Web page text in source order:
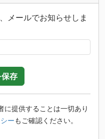
メールでお知らせしま
存
に提供することは一切あり
ーもご確認ください。